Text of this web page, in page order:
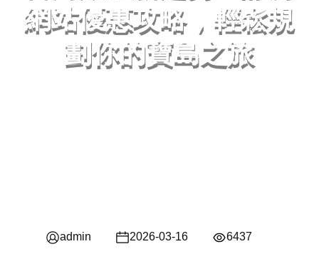
網站優惠攻略，輕鬆規
劃你的寶島之旅
admin 2026-03-16 6437